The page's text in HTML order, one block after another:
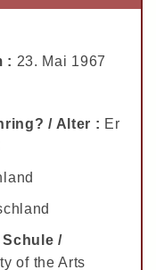
: 23. Mai 1967
/ Alter : Er
/
of the Arts